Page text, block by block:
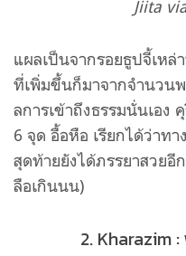
Jiita
แผลเป็นจากรอยธูปจี้เห
ที่เพิ่มขึ้นก็มาจากจำนวนพ
ลการเข้าถึงธรรมนั่นเอง
6 จุด อื้อหือ เรียกได้ว่าท
สุดท้ายยังได้ภรรยาสวยอี
ลือเกินนน)
2. Kharazim :